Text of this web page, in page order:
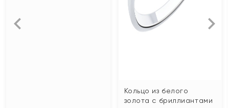
Кольцо из белого
золота с бриллиантами